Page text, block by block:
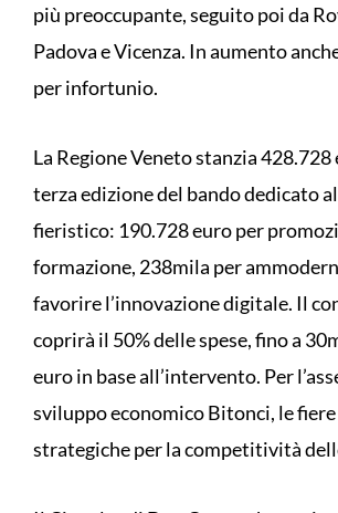
più preoccupante, seguito poi da
Padova e Vicenza. In aumento
per infortunio.
La Regione Veneto stanzia 428.728
terza edizione del bando dedicato
fieristico: 190.728 euro per
formazione, 238mila per
favorire l’innovazione digitale. Il
coprirà il 50% delle spese, fino a
euro in base all’intervento. Per
sviluppo economico Bitonci, le
strategiche per la competitività